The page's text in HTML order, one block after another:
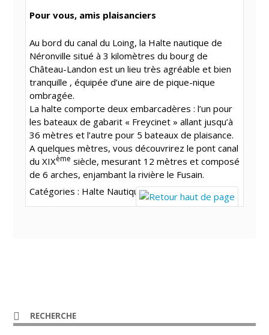
Pour vous, amis plaisanciers
Au bord du canal du Loing, la Halte nautique de
Néronville situé à 3 kilomètres du bourg de
Château-Landon est un lieu très agréable et bien
tranquille , équipée d’une aire de pique-nique
ombragée.
La halte comporte deux embarcadères : l’un pour
les bateaux de gabarit « Freycinet » allant jusqu’à
36 mètres et l’autre pour 5 bateaux de plaisance.
A quelques mètres, vous découvrirez le pont canal
du XIXème siècle, mesurant 12 mètres et composé
de 6 arches, enjambant la rivière le Fusain.
Catégories : Halte Nautique
RECHERCHE